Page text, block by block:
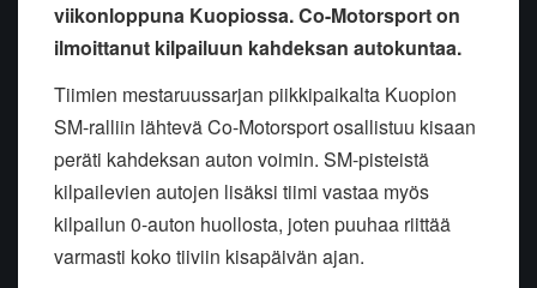
viikonloppuna Kuopiossa. Co-Motorsport on
ilmoittanut kilpailuun kahdeksan autokuntaa.
Tiimien mestaruussarjan piikkipaikalta Kuopion
SM-ralliin lähtevä Co-Motorsport osallistuu kisaan
peräti kahdeksan auton voimin. SM-pisteistä
kilpailevien autojen lisäksi tiimi vastaa myös
kilpailun 0-auton huollosta, joten puuhaa riittää
varmasti koko tiiviin kisapäivän ajan.